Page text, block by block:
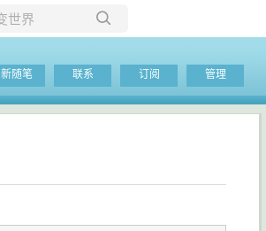
当前博客
新随笔 联系 订阅 管理